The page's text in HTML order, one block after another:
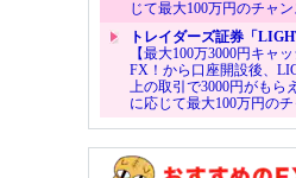
じて最大100万円のチャン
トレイダーズ証券「
【最大100万3000円キャ
FX！から口座開設後、
上の取引で3000円がもら
に応じて最大100万円のチ